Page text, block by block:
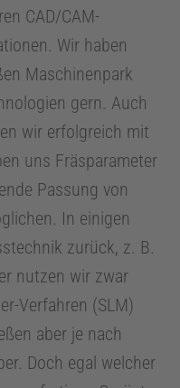
CAD/CAM-
Wir haben
Maschinenpark
gern. Auch
wir erfolgreich mit
uns Fräsparameter
Passung von
In einigen
zurück, z. B.
nutzen wir zwar
Verfahren (SLM)
aber je nach
Doch egal welcher